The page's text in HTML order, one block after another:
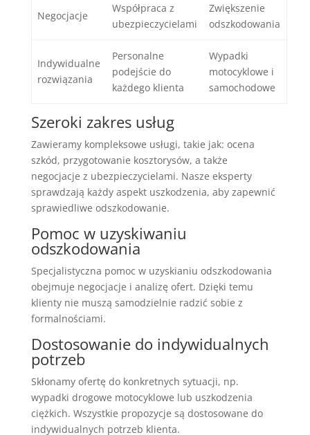
Negocjacje
Współpraca z
ubezpieczycielami
Zwiększenie
odszkodowania
Indywidualne
rozwiązania
Personalne
podejście do
każdego klienta
Wypadki
motocyklowe i
samochodowe
Szeroki zakres usług
Zawieramy kompleksowe usługi, takie jak: ocena
szkód, przygotowanie kosztorysów, a także
negocjacje z ubezpieczycielami. Nasze eksperty
sprawdzają każdy aspekt uszkodzenia, aby zapewnić
sprawiedliwe odszkodowanie.
Pomoc w uzyskiwaniu
odszkodowania
Specjalistyczna pomoc w uzyskianiu odszkodowania
obejmuje negocjacje i analizę ofert. Dzięki temu
klienty nie muszą samodzielnie radzić sobie z
formalnościami.
Dostosowanie do indywidualnych
potrzeb
Skłonamy ofertę do konkretnych sytuacji, np.
wypadki drogowe motocyklowe lub uszkodzenia
ciężkich. Wszystkie propozycje są dostosowane do
indywidualnych potrzeb klienta.